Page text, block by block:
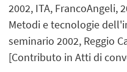
2002, ITA, FrancoAngeli,
Metodi e tecnologie
seminario 2002, Reggio
[Contributo in Atti di